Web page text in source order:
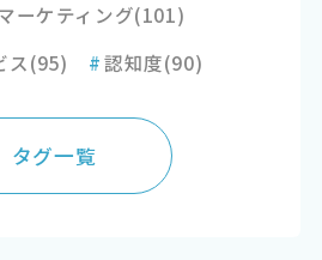
ーケティング(101)
ス(95) #認知度(90)
タグ一覧